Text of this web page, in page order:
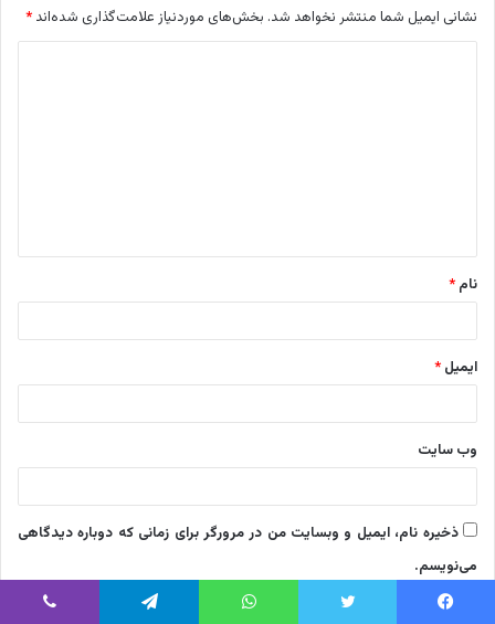
نشانی ایمیل شما منتشر نخواهد شد. بخش‌های موردنیاز علامت‌گذاری شده‌اند *
*
نام *
ایمیل *
وب‌ سایت
ذخیره نام، ایمیل و وبسایت من در مرورگر برای زمانی که دوباره دیدگاهی
می‌نویسم.